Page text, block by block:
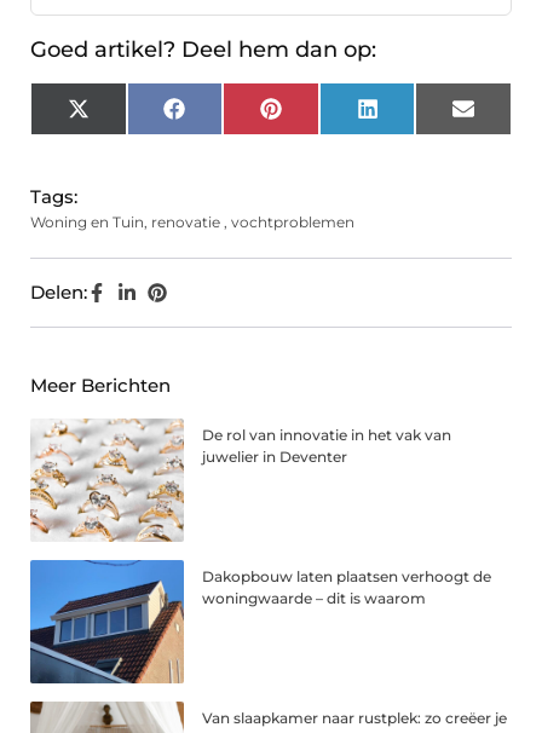
Goed artikel? Deel hem dan op:
X
(Twitter)
FacebookPinterest LinkedIn Email
Tags:
Woning en Tuin, renovatie , vochtproblemen
Delen:
Meer Berichten
De rol van innovatie in het vak van
juwelier in Deventer
Dakopbouw laten plaatsen verhoogt de
woningwaarde – dit is waarom
Van slaapkamer naar rustplek: zo creëer je